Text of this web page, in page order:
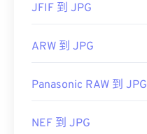
JFIF 到 JPG
ARW 到 JPG
Panasonic RAW 到 JPG
NEF 到 JPG